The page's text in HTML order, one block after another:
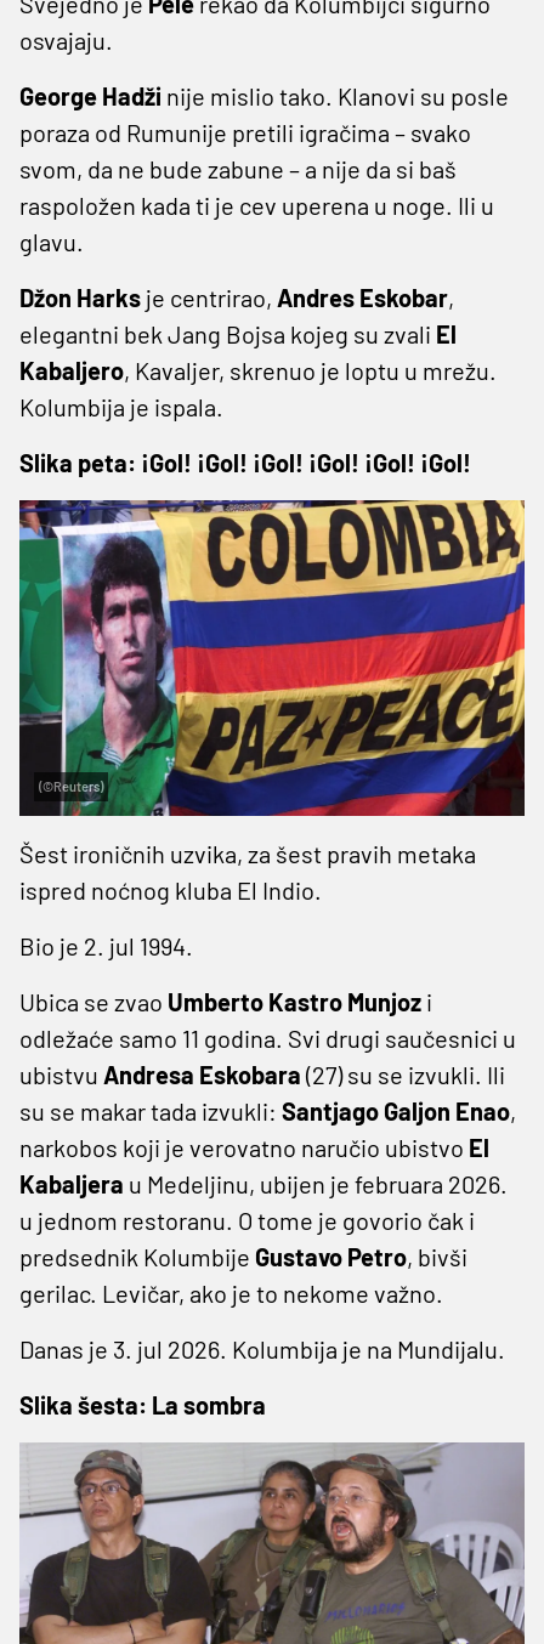
osvajaju.
George Hadži nije mislio tako. Klanovi su posle
poraza od Rumunije pretili igračima – svako
svom, da ne bude zabune – a nije da si baš
raspoložen kada ti je cev uperena u noge. Ili u
glavu.
Džon Harks je centrirao, Andres Eskobar,
elegantni bek Jang Bojsa kojeg su zvali El
Kabaljero, Kavaljer, skrenuo je loptu u mrežu.
Kolumbija je ispala.
Slika peta: ¡Gol! ¡Gol! ¡Gol! ¡Gol! ¡Gol! ¡Gol!
(©Reuters)
Šest ironičnih uzvika, za šest pravih metaka
ispred noćnog kluba El Indio.
Bio je 2. jul 1994.
Ubica se zvao Umberto Kastro Munjoz i
odležaće samo 11 godina. Svi drugi saučesnici u
ubistvu Andresa Eskobara (27) su se izvukli. Ili
su se makar tada izvukli: Santjago Galjon Enao,
narkobos koji je verovatno naručio ubistvo El
Kabaljera u Medeljinu, ubijen je februara 2026.
u jednom restoranu. O tome je govorio čak i
predsednik Kolumbije Gustavo Petro, bivši
gerilac. Levičar, ako je to nekome važno.
Danas je 3. jul 2026. Kolumbija je na Mundijalu.
Slika šesta: La sombra